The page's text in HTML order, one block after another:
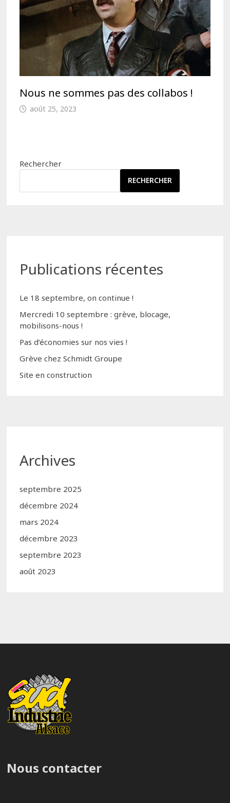
Nous ne sommes pas des collabos !
août 25, 2023
Rechercher
RECHERCHER
Publications récentes
Le 18 septembre, on continue !
Mercredi 10 septembre : grève, blocage,
mobilisons-nous !
Pas d’économies sur nos vies !
Grève chez Schmidt Groupe
Site en construction
Archives
septembre 2025
décembre 2024
mars 2024
décembre 2023
septembre 2023
août 2023
Nous contacter